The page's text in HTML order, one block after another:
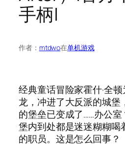
手柄|
作者： mtdwo在单机游戏
经典童话冒险家霍什·全
龙，冲进了大反派的城堡
的堡垒已变成了……办公室
堡内到处都是迷迷糊糊喝
的职员。这是怎么回事？